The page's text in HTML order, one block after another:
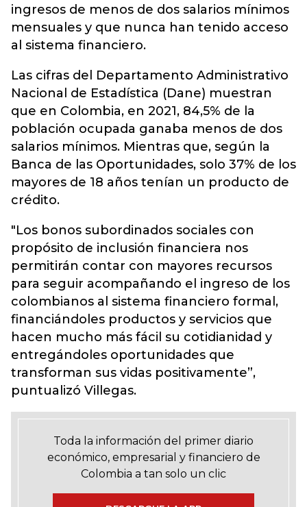
ingresos de menos de dos salarios mínimos
mensuales y que nunca han tenido acceso
al sistema financiero.
Las cifras del Departamento Administrativo
Nacional de Estadística (Dane) muestran
que en Colombia, en 2021, 84,5% de la
población ocupada ganaba menos de dos
salarios mínimos. Mientras que, según la
Banca de las Oportunidades, solo 37% de los
mayores de 18 años tenían un producto de
crédito.
"Los bonos subordinados sociales con
propósito de inclusión financiera nos
permitirán contar con mayores recursos
para seguir acompañando el ingreso de los
colombianos al sistema financiero formal,
financiándoles productos y servicios que
hacen mucho más fácil su cotidianidad y
entregándoles oportunidades que
transforman sus vidas positivamente”,
puntualizó Villegas.
Toda la información del primer diario
económico, empresarial y financiero de
Colombia a tan solo un clic